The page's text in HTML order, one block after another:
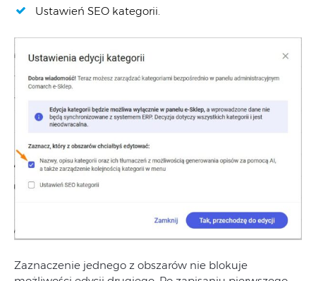
Ustawień SEO kategorii.
Zaznaczenie jednego z obszarów nie blokuje